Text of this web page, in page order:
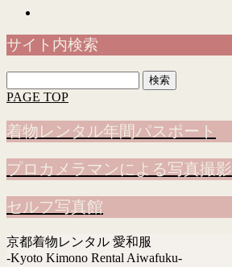
サイト内検索
索:
PAGE TOP
着物レンタル年間パスポート
プロカメラマンによる写真撮影
セルフ写真館
京都着物レンタル 愛和服
-Kyoto Kimono Rental Aiwafuku-